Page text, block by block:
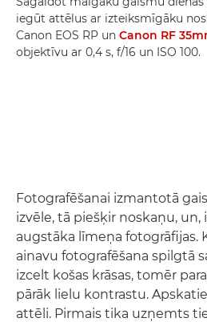
iegūt attēlus ar izteiksmīgāku
Canon EOS RP un Canon RF
objektīvu ar 0,4 s, f/16 un ISO 100.
Fotografēšanai izmantotā
izvēle, tā piešķir noskaņu, un,
augstāka līmeņa fotogrāfijas.
ainavu fotografēšana spilgtā
izcelt košas krāsas, tomēr
pārāk lielu kontrastu.
attēli. Pirmais tika uzņemts